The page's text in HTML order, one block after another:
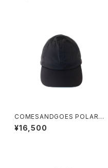
COMESANDGOES POLART
EC CAP
¥16,500